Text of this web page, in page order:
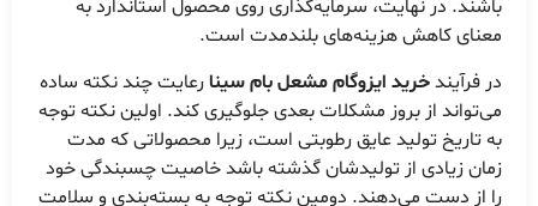
باشند. در نهایت، سرمایه‌گذاری روی محصول استاندارد به
معنای کاهش هزینه‌های بلندمدت است.
در فرآیندخرید ایزوگام مشعل بام سینارعایت چند نکته ساده
می‌تواند از بروز مشکلات بعدی جلوگیری کند. اولین نکته توجه
به تاریخ تولید عایق رطوبتی است، زیرا محصولاتی که مدت
زمان زیادی از تولیدشان گذشته باشد خاصیت چسبندگی خود
را از دست می‌دهند. دومین نکته توجه به بسته‌بندی و سلامت